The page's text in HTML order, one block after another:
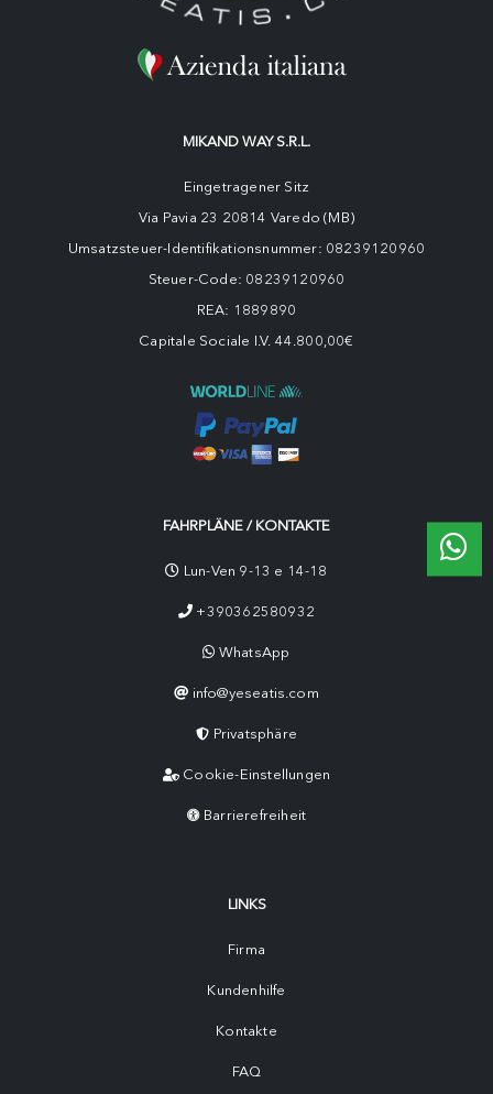
MIKAND WAY S.R.L.
Eingetragener Sitz
Via Pavia 23 20814 Varedo (MB)
Umsatzsteuer-Identifikationsnummer: 08239120960
Steuer-Code: 08239120960
REA: 1889890
Capitale Sociale I.V. 44.800,00€
FAHRPLÄNE / KONTAKTE
Lun-Ven 9-13 e 14-18
+390362580932
WhatsApp
info@yeseatis.com
Privatsphäre
Cookie-Einstellungen
Barrierefreiheit
LINKS
Firma
Kundenhilfe
Kontakte
FAQ